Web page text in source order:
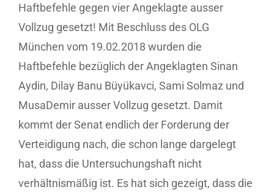
Haftbefehle gegen vier Angeklagte ausser
Vollzug gesetzt! Mit Beschluss des OLG
München vom 19.02.2018 wurden die
Haftbefehle bezüglich der Angeklagten Sinan
Aydin, Dilay Banu Büyükavci, Sami Solmaz und
MusaDemir ausser Vollzug gesetzt. Damit
kommt der Senat endlich der Forderung der
Verteidigung nach, die schon lange dargelegt
hat, dass die Untersuchungshaft nicht
verhältnismäßig ist. Es hat sich gezeigt, dass die